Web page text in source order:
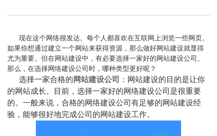
现在这个网络很发达。每个人都喜欢在互联网上浏览一些网页。
如果你想通过建立一个网站来获得资源，那么做好网站建设就显得
尤为重要。但在网站建设中，有必要选择一家好的网站建设公司。
那么，在选择网络建设公司时，哪种类型更好呢？
选择一家合格的 网站建设公司
：网站建设的目的是让你
的网站成长。目前，选择一家好的网络建设公司是很重要
的。一般来说，合格的网络建设公司有足够的网站建设经
验，能够很好地完成公司的网站建设工作。